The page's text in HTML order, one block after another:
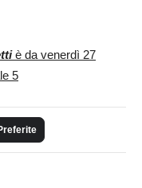
è da venerdì 27
5